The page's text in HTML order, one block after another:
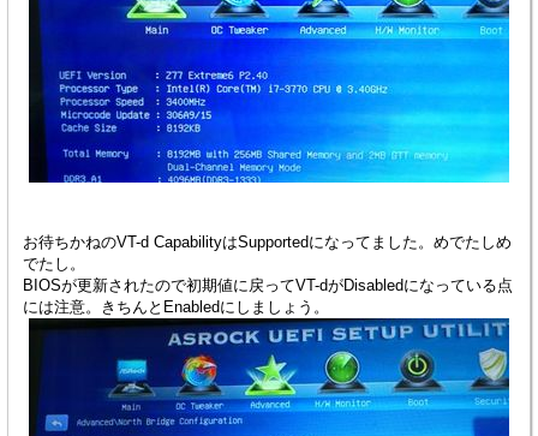
お待ちかねのVT-d CapabilityはSupportedになってました。めでたしめ
でたし。
BIOSが更新されたので初期値に戻ってVT-dがDisabledになっている点
には注意。きちんとEnabledにしましょう。